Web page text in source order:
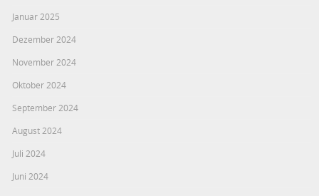
Januar 2025
Dezember 2024
November 2024
Oktober 2024
September 2024
August 2024
Juli 2024
Juni 2024